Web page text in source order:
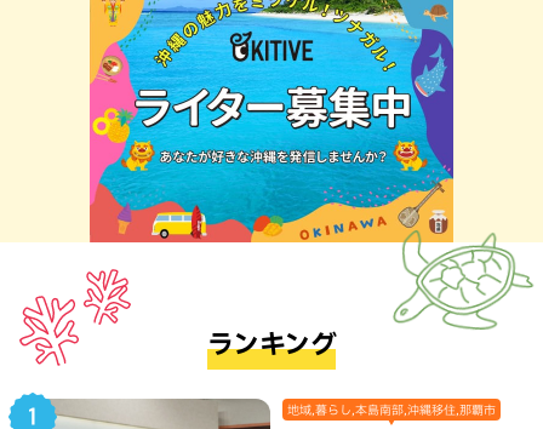
ランキング
地域,暮らし,本島南部,沖縄移住,那覇市